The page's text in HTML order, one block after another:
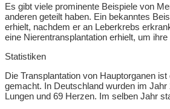
Es gibt viele prominente Beispiele von
anderen geteilt haben. Ein bekanntes
erhielt, nachdem er an Leberkrebs
eine Nierentransplantation erhielt, um
Statistiken
Die Transplantation von Hauptorganen
gemacht. In Deutschland wurden im
Lungen und 69 Herzen. Im selben Jahr